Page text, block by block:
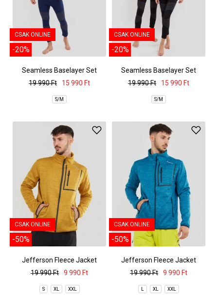
CSAK ONLINE
-20%
Seamless Baselayer Set
19 990 Ft
15 990 Ft
S/M
CSAK ONLINE
-20%
Seamless Baselayer Set
19 990 Ft
15 990 Ft
S/M
CSAK ONLINE
-50%
Jefferson Fleece Jacket
19 990 Ft
9 990 Ft
S XL XXL
CSAK ONLINE
-50%
Jefferson Fleece Jacket
19 990 Ft
9 990 Ft
L XL XXL